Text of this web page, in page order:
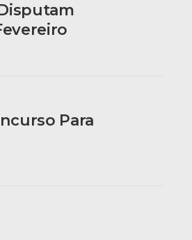
Para